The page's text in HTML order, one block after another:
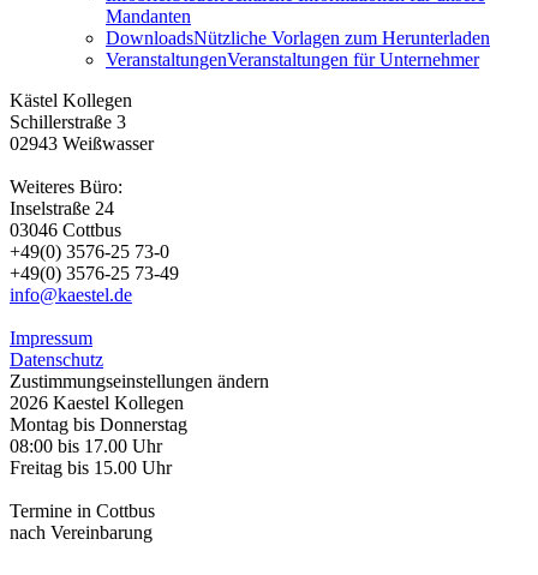
Mandanten
DownloadsNützliche Vorlagen zum Herunterladen
VeranstaltungenVeranstaltungen für Unternehmer
Kästel Kollegen
Schillerstraße 3
02943 Weißwasser
Weiteres Büro:
Inselstraße 24
03046 Cottbus
+49(0) 3576-25 73-0
+49(0) 3576-25 73-49
info@kaestel.de
Impressum
Datenschutz
Zustimmungseinstellungen ändern
2026 Kaestel Kollegen
Montag bis Donnerstag
08:00 bis 17.00 Uhr
Freitag bis 15.00 Uhr
Termine in Cottbus
nach Vereinbarung